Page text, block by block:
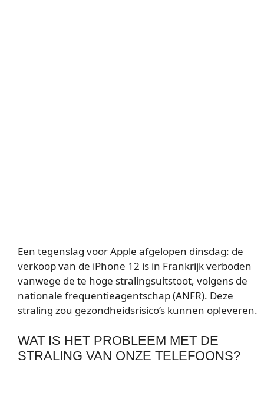
Een tegenslag voor Apple afgelopen dinsdag: de
verkoop van de iPhone 12 is in Frankrijk verboden
vanwege de te hoge stralingsuitstoot, volgens de
nationale frequentieagentschap (ANFR). Deze
straling zou gezondheidsrisico’s kunnen opleveren.
WAT IS HET PROBLEEM MET DE
STRALING VAN ONZE TELEFOONS?